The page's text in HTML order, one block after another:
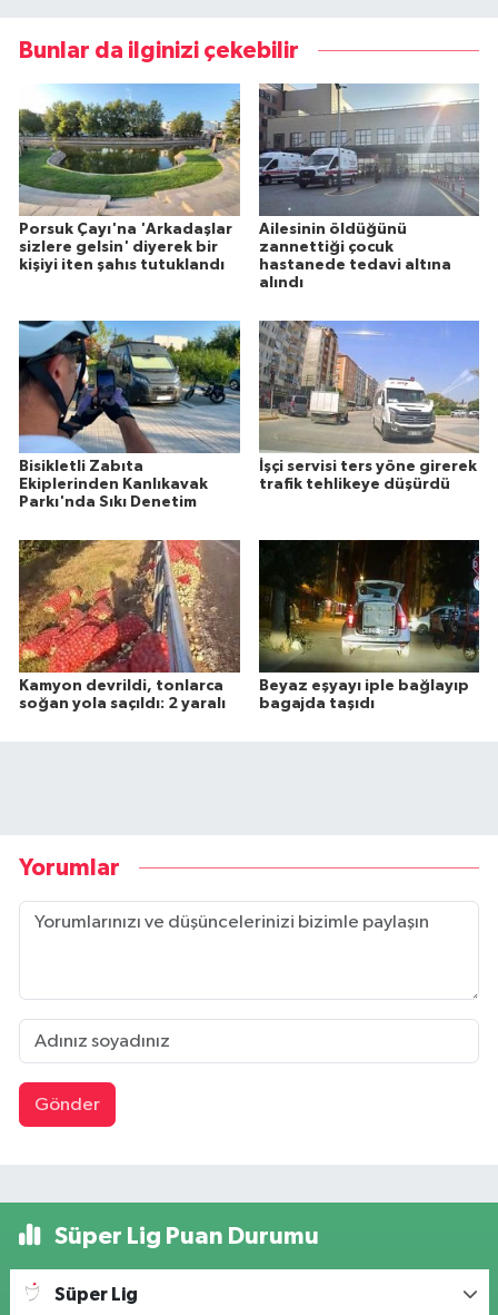
Bunlar da ilginizi çekebilir
Porsuk Çayı'na 'Arkadaşlar
sizlere gelsin' diyerek bir
kişiyi iten şahıs tutuklandı
Ailesinin öldüğünü
zannettiği çocuk
hastanede tedavi altına
alındı
Bisikletli Zabıta
Ekiplerinden Kanlıkavak
Parkı'nda Sıkı Denetim
İşçi servisi ters yöne girerek
trafik tehlikeye düşürdü
Kamyon devrildi, tonlarca
soğan yola saçıldı: 2 yaralı
Beyaz eşyayı iple bağlayıp
bagajda taşıdı
Yorumlar
Gönder
Süper Lig Puan Durumu
Süper Lig